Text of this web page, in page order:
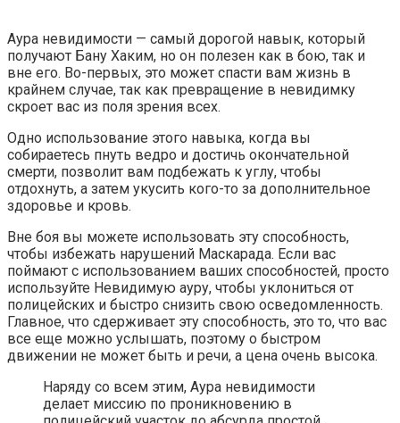
Аура невидимости — самый дорогой навык, который
получают Бану Хаким, но он полезен как в бою, так и
вне его. Во-первых, это может спасти вам жизнь в
крайнем случае, так как превращение в невидимку
скроет вас из поля зрения всех.
Одно использование этого навыка, когда вы
собираетесь пнуть ведро и достичь окончательной
смерти, позволит вам подбежать к углу, чтобы
отдохнуть, а затем укусить кого-то за дополнительное
здоровье и кровь.
Вне боя вы можете использовать эту способность,
чтобы избежать нарушений Маскарада. Если вас
поймают с использованием ваших способностей, просто
используйте Невидимую ауру, чтобы уклониться от
полицейских и быстро снизить свою осведомленность.
Главное, что сдерживает эту способность, это то, что вас
все еще можно услышать, поэтому о быстром
движении не может быть и речи, а цена очень высока.
Наряду со всем этим, Аура невидимости
делает миссию по проникновению в